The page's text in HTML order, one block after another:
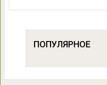
ПОПУЛЯРНОЕ